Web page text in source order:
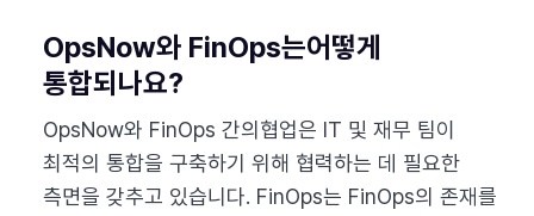
OpsNow와 FinOps는어떻게
통합되나요?
OpsNow와 FinOps 간의협업은 IT 및 재무 팀이
최적의 통합을 구축하기 위해 협력하는 데 필요한
측면을 갖추고 있습니다. FinOps는 FinOps의 존재를